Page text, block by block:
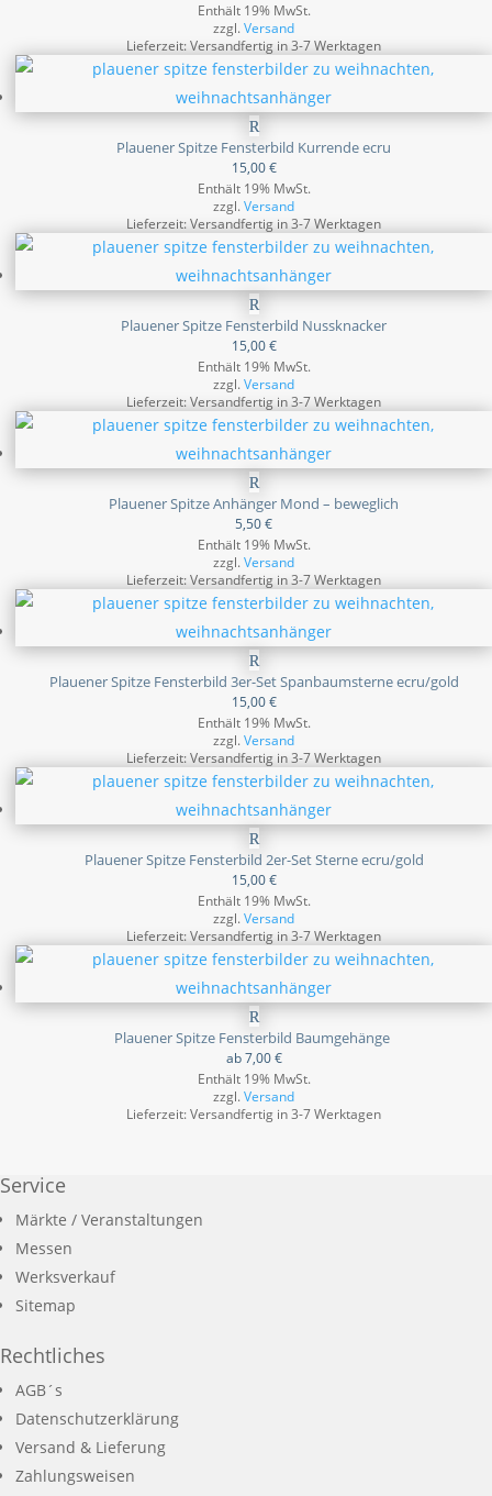
Enthält 19% MwSt.
zzgl.Versand
Lieferzeit: Versandfertig in 3-7 Werktagen
Plauener Spitze Fensterbild Kurrende ecru
15,00€
Enthält 19% MwSt.
zzgl.Versand
Lieferzeit: Versandfertig in 3-7 Werktagen
Plauener Spitze Fensterbild Nussknacker
15,00€
Enthält 19% MwSt.
zzgl.Versand
Lieferzeit: Versandfertig in 3-7 Werktagen
Plauener Spitze Anhänger Mond – beweglich
5,50€
Enthält 19% MwSt.
zzgl.Versand
Lieferzeit: Versandfertig in 3-7 Werktagen
Plauener Spitze Fensterbild 3er-Set Spanbaumsterne ecru/gold
15,00€
Enthält 19% MwSt.
zzgl.Versand
Lieferzeit: Versandfertig in 3-7 Werktagen
Plauener Spitze Fensterbild 2er-Set Sterne ecru/gold
15,00€
Enthält 19% MwSt.
zzgl.Versand
Lieferzeit: Versandfertig in 3-7 Werktagen
Plauener Spitze Fensterbild Baumgehänge
ab7,00€
Enthält 19% MwSt.
zzgl.Versand
Lieferzeit: Versandfertig in 3-7 Werktagen
Service
Märkte / Veranstaltungen
Messen
Werksverkauf
Sitemap
Rechtliches
AGB´s
Datenschutzerklärung
Versand & Lieferung
Zahlungsweisen